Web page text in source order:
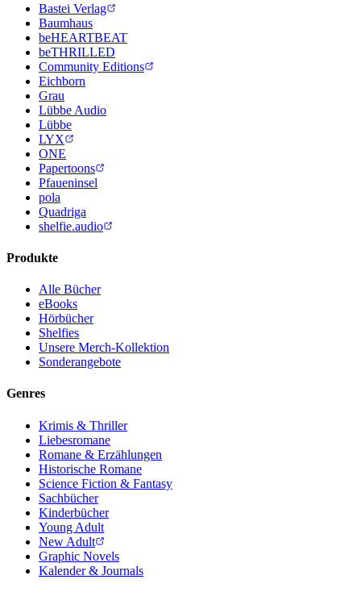
Bastei Verlag
Baumhaus
beHEARTBEAT
beTHRILLED
Community Editions
Eichborn
Grau
Lübbe Audio
Lübbe
LYX
ONE
Papertoons
Pfaueninsel
pola
Quadriga
shelfie.audio
Produkte
Alle Bücher
eBooks
Hörbücher
Shelfies
Unsere Merch-Kollektion
Sonderangebote
Genres
Krimis & Thriller
Liebesromane
Romane & Erzählungen
Historische Romane
Science Fiction & Fantasy
Sachbücher
Kinderbücher
Young Adult
New Adult
Graphic Novels
Kalender & Journals